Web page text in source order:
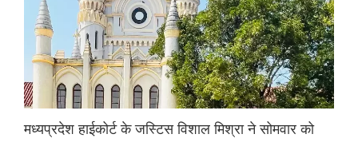
मध्यप्रदेश हाईकोर्ट के जस्टिस विशाल मिश्रा ने सोमवार को